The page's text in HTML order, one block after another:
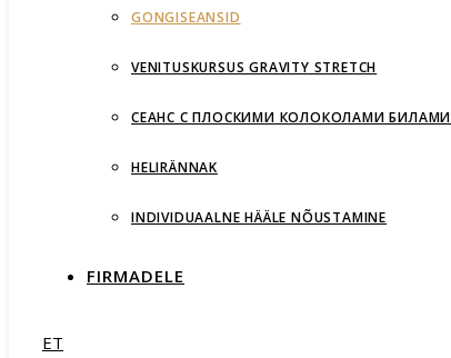
GONGISEANSID
VENITUSKURSUS GRAVITY STRETCH
СЕАНС С ПЛОСКИМИ КОЛОКОЛАМИ БИЛАМИ
HELIRÄNNAK
INDIVIDUAALNE HÄÄLE NÕUSTAMINE
FIRMADELE
ET